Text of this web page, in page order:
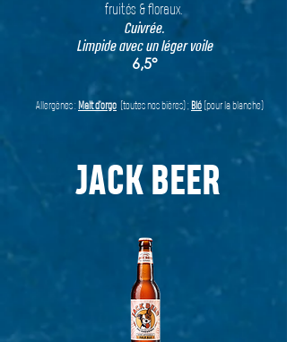
fruités & floraux.
Cuivrée.
Limpide avec un léger voile
6,5°
Allergènes : Malt d’orge (toutes nos bières) ; Blé (pour la blanche)
JACK BEER